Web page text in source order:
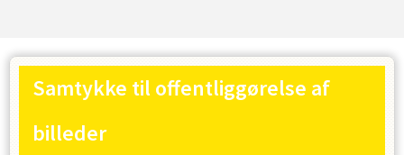
Samtykke til offentliggørelse af
billeder